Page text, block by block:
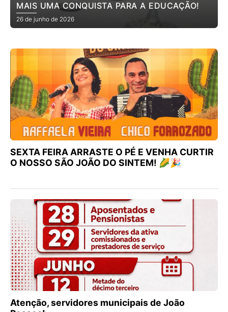
MAIS UMA CONQUISTA PARA A EDUCAÇÃO!
26 de junho de 2026
SEXTA FEIRA ARRASTE O PÉ E VENHA CURTIR
O NOSSO SÃO JOÃO DO SINTEM! 🌽🎉
Atenção, servidores municipais de João